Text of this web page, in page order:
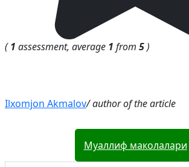
(1 assessment, average 1 from 5)
Ilxomjon Akmalov/ author of the article
Муаллиф маколалари